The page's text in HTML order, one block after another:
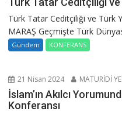
Türk Tatar Ceditçiliği ve Türk
MARAŞ Geçmişte Türk
Gündem KONFERANS
21 Nisan 2024 MATURİDİ
İslam’ın Akılcı
Konferansı